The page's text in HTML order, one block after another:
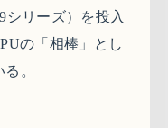
シリーズ）を投入
の「相棒」とし
。